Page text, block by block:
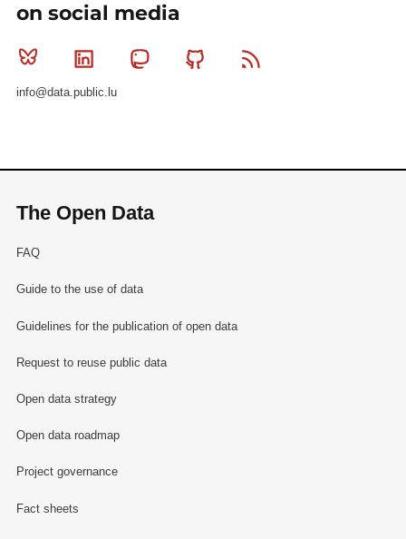
on social media
Bluesky Linkedin MastodonGithub
info@data.public.lu
The Open Data
FAQ
Guide to the use of data
Guidelines for the publication of open data
Request to reuse public data
Open data strategy
Open data roadmap
Project governance
Fact sheets